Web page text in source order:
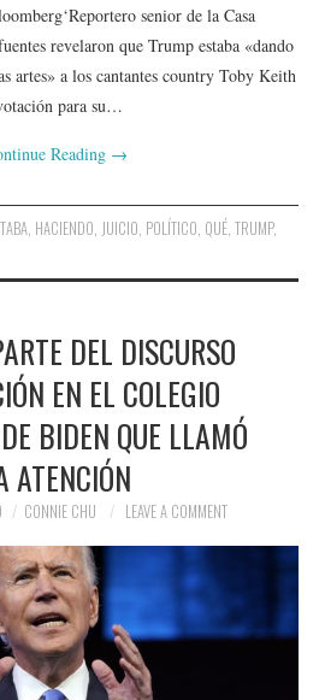
senior de la Casa
revelaron que Trump estaba «dando
artes» a los cantantes country Toby Keith
para su…
Reading →
, HACIENDO, JUICIO, POLÍTICO, QUÉ, TRUMP,
DEL DISCURSO
EN EL COLEGIO
BIDEN QUE LLAMÓ
ATENCIÓN
CONNIE CHU LEAVE A COMMENT